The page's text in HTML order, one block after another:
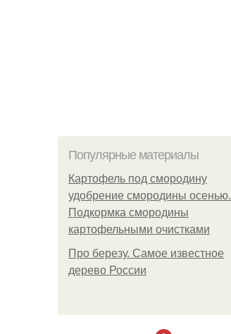
Популярные материалы
Картофель под смородину
удобрение смородины осенью.
Подкормка смородины
картофельными очистками
Про березу. Самое известное
дерево России